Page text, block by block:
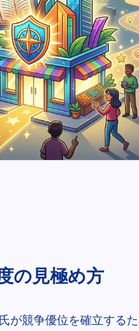
の見極め方
が競争優位を確立する